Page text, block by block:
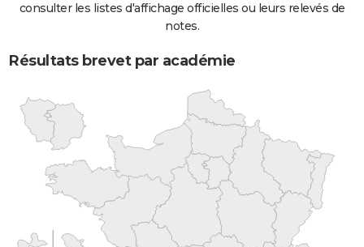
consulter les listes d'affichage officielles ou leurs relevés de
notes.
Résultats brevet par académie